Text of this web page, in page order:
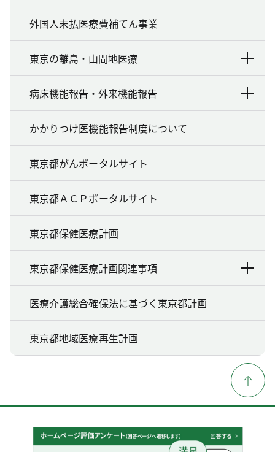
外国人未払医療費補てん事業
東京の離島・山間地医療
病床機能報告・外来機能報告
かかりつけ医機能報告制度について
東京都がんポータルサイト
東京都ＡＣＰポータルサイト
東京都保健医療計画
東京都保健医療計画関連事項
医療介護総合確保法に基づく東京都計画
東京都地域医療再生計画